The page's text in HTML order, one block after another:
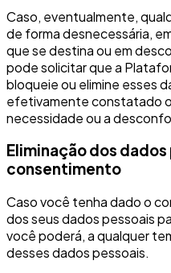
Caso, eventualmente,
de forma desnecessária,
que se destina ou em
pode solicitar que a
bloqueie ou elimine esses
efetivamente constatado
necessidade ou a
Eliminação dos
consentimento
Caso você tenha dado o
dos seus dados pessoais
você poderá, a qualquer
desses dados pessoais.